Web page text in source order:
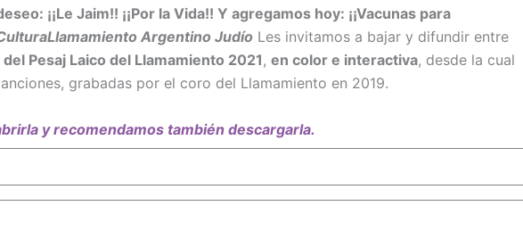
¡¡Le Jaim!! ¡¡Por la Vida!! Y agregamos hoy: ¡¡Vacunas para
Argentino Judío Les invitamos a bajar y difundir entre
del Pesaj Laico del Llamamiento 2021, en color e interactiva, desde la cual
grabadas por el coro del Llamamiento en 2019.
y recomendamos también descargarla.